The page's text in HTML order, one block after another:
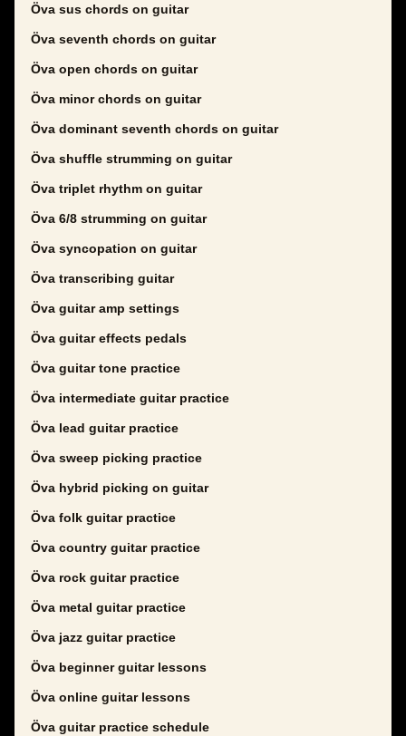
Öva sus chords on guitar
Öva seventh chords on guitar
Öva open chords on guitar
Öva minor chords on guitar
Öva dominant seventh chords on guitar
Öva shuffle strumming on guitar
Öva triplet rhythm on guitar
Öva 6/8 strumming on guitar
Öva syncopation on guitar
Öva transcribing guitar
Öva guitar amp settings
Öva guitar effects pedals
Öva guitar tone practice
Öva intermediate guitar practice
Öva lead guitar practice
Öva sweep picking practice
Öva hybrid picking on guitar
Öva folk guitar practice
Öva country guitar practice
Öva rock guitar practice
Öva metal guitar practice
Öva jazz guitar practice
Öva beginner guitar lessons
Öva online guitar lessons
Öva guitar practice schedule